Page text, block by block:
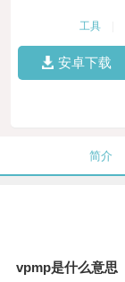
工具
安卓下载
简介
vpmp是什么意思